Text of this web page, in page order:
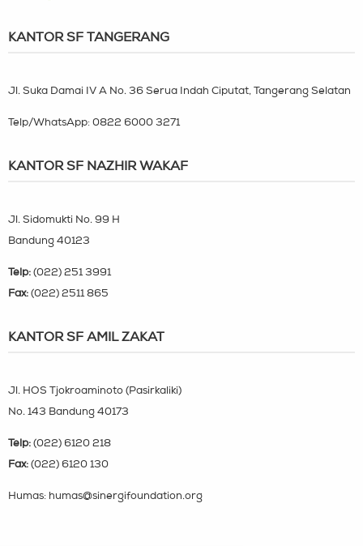
KANTOR SF TANGERANG
Jl. Suka Damai IV A No. 36 Serua Indah Ciputat, Tangerang Selatan
Telp/WhatsApp: 0822 6000 3271
KANTOR SF NAZHIR WAKAF
Jl. Sidomukti No. 99 H
Bandung 40123
Telp: (022) 251 3991
Fax: (022) 2511 865
KANTOR SF AMIL ZAKAT
Jl. HOS Tjokroaminoto (Pasirkaliki)
No. 143 Bandung 40173
Telp: (022) 6120 218
Fax: (022) 6120 130
Humas: humas@sinergifoundation.org